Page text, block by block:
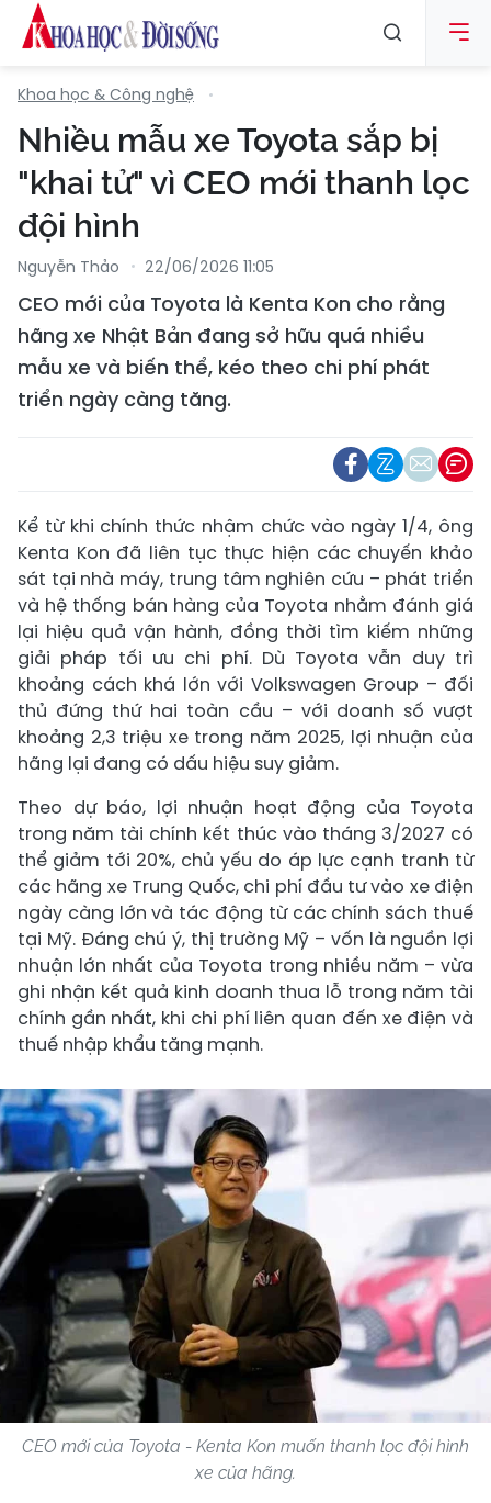
Khoa học & Công nghệ
Nhiều mẫu xe Toyota sắp bị
"khai tử" vì CEO mới thanh lọc
đội hình
Nguyễn Thảo 22/06/2026 11:05
CEO mới của Toyota là Kenta Kon cho rằng
hãng xe Nhật Bản đang sở hữu quá nhiều
mẫu xe và biến thể, kéo theo chi phí phát
triển ngày càng tăng.
Kể từ khi chính thức nhậm chức vào ngày 1/4, ông
Kenta Kon đã liên tục thực hiện các chuyến khảo
sát tại nhà máy, trung tâm nghiên cứu – phát triển
và hệ thống bán hàng của Toyota nhằm đánh giá
lại hiệu quả vận hành, đồng thời tìm kiếm những
giải pháp tối ưu chi phí. Dù Toyota vẫn duy trì
khoảng cách khá lớn với Volkswagen Group – đối
thủ đứng thứ hai toàn cầu – với doanh số vượt
khoảng 2,3 triệu xe trong năm 2025, lợi nhuận của
hãng lại đang có dấu hiệu suy giảm.
Theo dự báo, lợi nhuận hoạt động của Toyota
trong năm tài chính kết thúc vào tháng 3/2027 có
thể giảm tới 20%, chủ yếu do áp lực cạnh tranh từ
các hãng xe Trung Quốc, chi phí đầu tư vào xe điện
ngày càng lớn và tác động từ các chính sách thuế
tại Mỹ. Đáng chú ý, thị trường Mỹ – vốn là nguồn lợi
nhuận lớn nhất của Toyota trong nhiều năm – vừa
ghi nhận kết quả kinh doanh thua lỗ trong năm tài
chính gần nhất, khi chi phí liên quan đến xe điện và
thuế nhập khẩu tăng mạnh.
CEO mới của Toyota - Kenta Kon muốn thanh lọc đội hình
xe của hãng.